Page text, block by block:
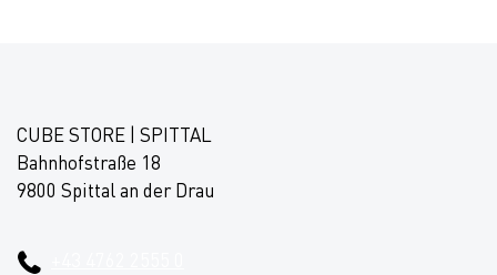
CUBE STORE | SPITTAL
Bahnhofstraße 18
9800 Spittal an der Drau